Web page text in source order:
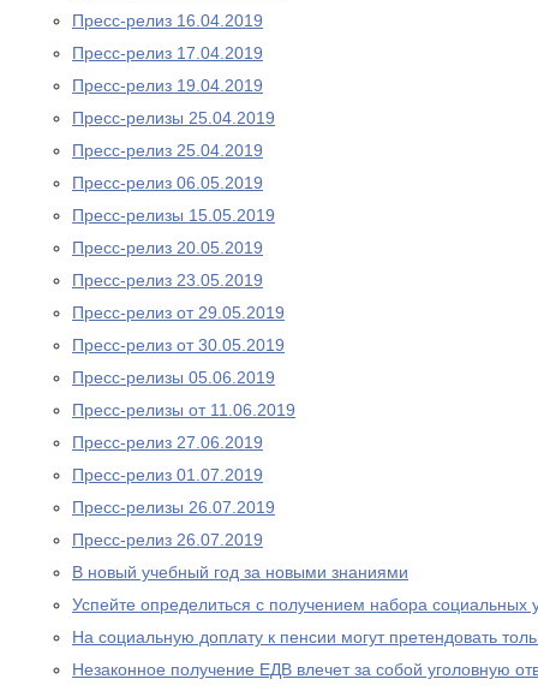
Пресс-релиз 16.04.2019
Пресс-релиз 17.04.2019
Пресс-релиз 19.04.2019
Пресс-релизы 25.04.2019
Пресс-релиз 25.04.2019
Пресс-релиз 06.05.2019
Пресс-релизы 15.05.2019
Пресс-релиз 20.05.2019
Пресс-релиз 23.05.2019
Пресс-релиз от 29.05.2019
Пресс-релиз от 30.05.2019
Пресс-релизы 05.06.2019
Пресс-релизы от 11.06.2019
Пресс-релиз 27.06.2019
Пресс-релиз 01.07.2019
Пресс-релизы 26.07.2019
Пресс-релиз 26.07.2019
В новый учебный год за новыми знаниями
Успейте определиться с получением набора социальных
На социальную доплату к пенсии могут претендовать
Незаконное получение ЕДВ влечет за собой уголовную